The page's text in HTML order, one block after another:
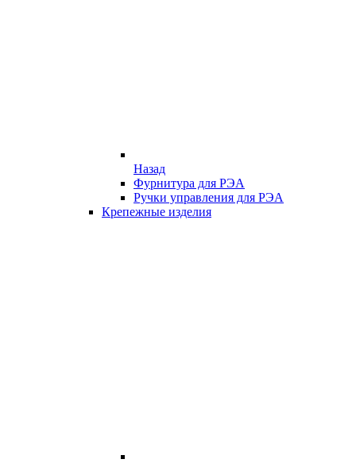
Назад
Фурнитура для РЭА
Ручки управления для РЭА
Крепежные изделия